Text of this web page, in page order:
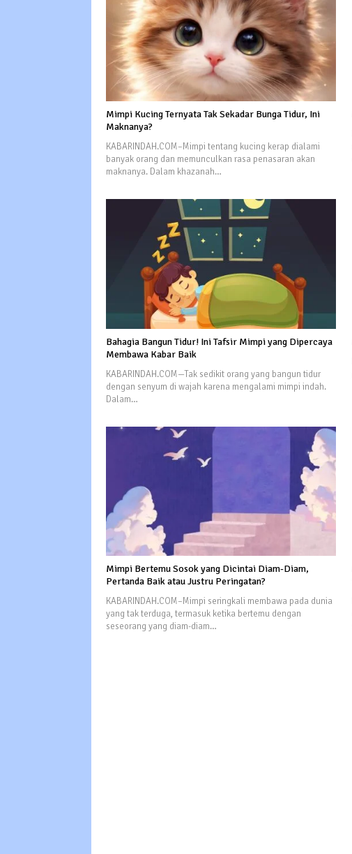
Mimpi Kucing Ternyata Tak Sekadar Bunga Tidur, Ini
Maknanya?
KABARINDAH.COM–Mimpi tentang kucing kerap dialami
banyak orang dan memunculkan rasa penasaran akan
maknanya. Dalam khazanah…
Bahagia Bangun Tidur! Ini Tafsir Mimpi yang Dipercaya
Membawa Kabar Baik
KABARINDAH.COM—Tak sedikit orang yang bangun tidur
dengan senyum di wajah karena mengalami mimpi indah.
Dalam…
Mimpi Bertemu Sosok yang Dicintai Diam-Diam,
Pertanda Baik atau Justru Peringatan?
KABARINDAH.COM–Mimpi seringkali membawa pada dunia
yang tak terduga, termasuk ketika bertemu dengan
seseorang yang diam-diam…